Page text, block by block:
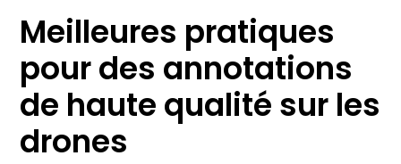
Meilleures pratiques
pour des annotations
de haute qualité sur les
drones